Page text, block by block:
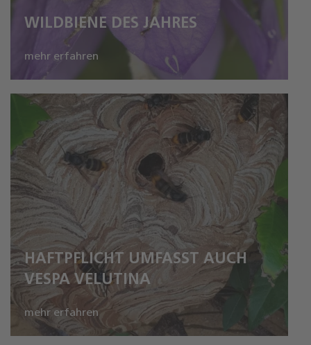
WILDBIENE DES JAHRES
mehr erfahren
HAFTPFLICHT UMFASST AUCH
VESPA VELUTINA
mehr erfahren